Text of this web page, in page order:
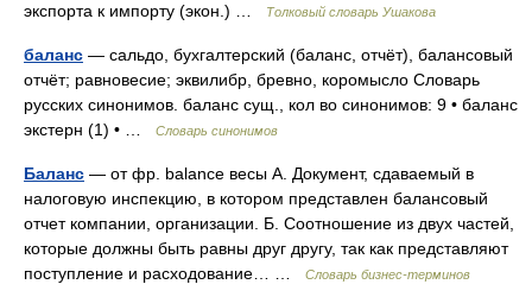
экспорта к импорту (экон.) …
Толковый словарь Ушакова
баланс — сальдо, бухгалтерский (баланс, отчёт), балансовый
отчёт; равновесие; эквилибр, бревно, коромысло Словарь
русских синонимов. баланс сущ., кол во синонимов: 9 • баланс
экстерн (1) • …
Словарь синонимов
Баланс — от фр. balance весы А. Документ, сдаваемый в
налоговую инспекцию, в котором представлен балансовый
отчет компании, организации. Б. Соотношение из двух частей,
которые должны быть равны друг другу, так как представляют
поступление и расходование… …
Словарь бизнес-терминов